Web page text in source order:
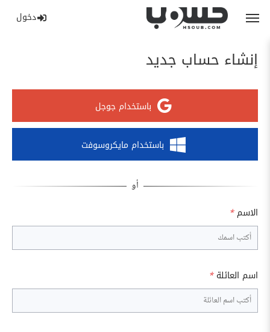
دخول
إنشاء حساب جديد
باستخدام جوجل
باستخدام مايكروسوفت
الاسم *
اسم العائلة *